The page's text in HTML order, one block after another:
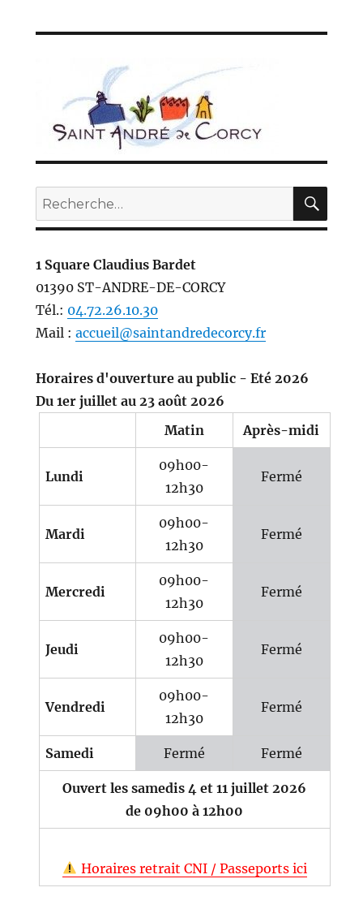
Recherche
pour :
1 Square Claudius Bardet
01390 ST-ANDRE-DE-CORCY
Tél.: 04.72.26.10.30
Mail : accueil@saintandredecorcy.fr
Horaires d'ouverture au public - Eté 2026
Du 1er juillet au 23 août 2026
Matin
Après-midi
Lundi
09h00-
12h30
Fermé
Mardi
09h00-
12h30
Fermé
Mercredi
09h00-
12h30
Fermé
Jeudi
09h00-
12h30
Fermé
Vendredi
09h00-
12h30
Fermé
Samedi Fermé Fermé
Ouvert les samedis 4 et 11 juillet 2026
de 09h00 à 12h00
Horaires retrait CNI / Passeports ici